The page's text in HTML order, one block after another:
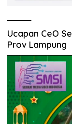
Ucapan CeO
Prov Lampung